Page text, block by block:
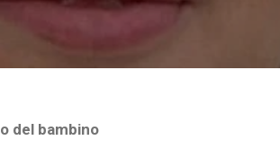
del bambino